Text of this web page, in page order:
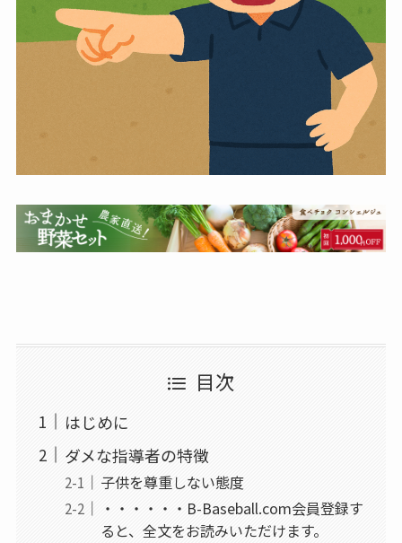
目次
はじめに
ダメな指導者の特徴
子供を尊重しない態度
・・・・・・B-Baseball.com会員登録す
ると、全文をお読みいただけます。